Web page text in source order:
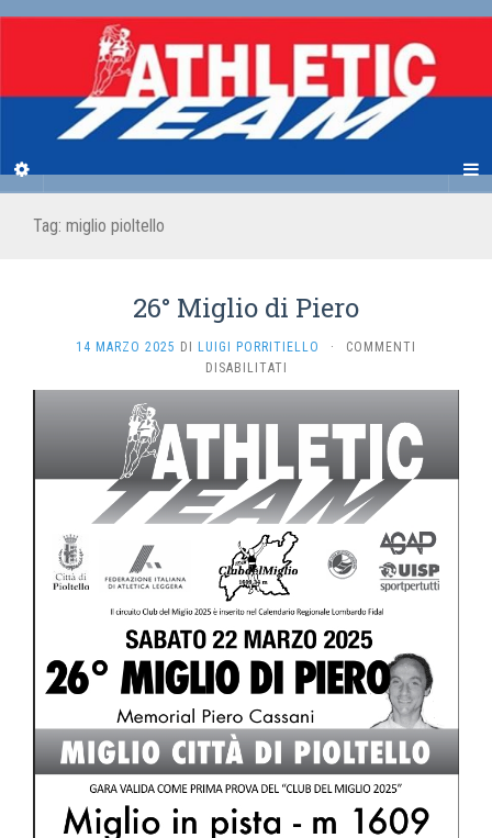
Tag: miglio pioltello
26° Miglio di Piero
14 MARZO 2025 DI LUIGI PORRITIELLO ·
COMMENTI
DISABILITATI
26°
DI
PIERO